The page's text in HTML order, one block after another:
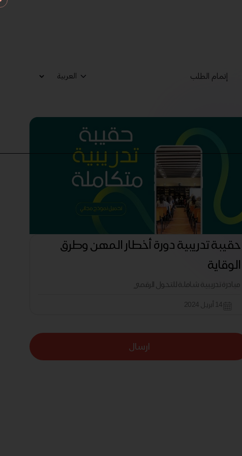
إتمام الطلب
حقيبة تدريبية دورة أخطار المهن وطرق
الوقاية
مبادرة تدريبية شاملة للتحول الرقمي
14 أبريل 2024
ارسال